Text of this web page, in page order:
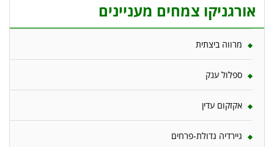
אורגניקו צמחים מעניינים
מרווה ביצתית
ספלול ענק
אקזקום עדין
גיירדיה גדולת-פרחים